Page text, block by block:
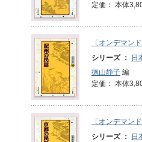
定価： 本体
〔オンデマン
シリーズ ：
日
徳山静子 編
定価： 本体
〔オンデマン
シリーズ ：
日